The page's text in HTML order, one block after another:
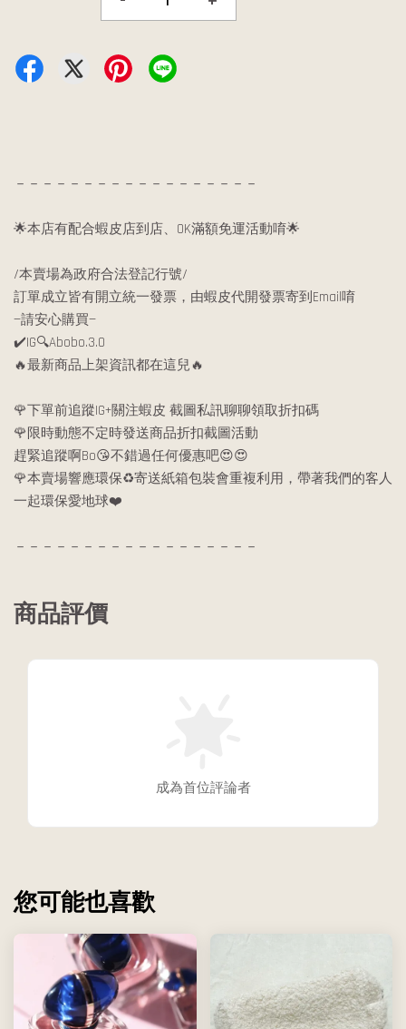
－－－－－－－－－－－－－－－－－－
🌟本店有配合蝦皮店到店、OK滿額免運活動唷🌟
/本賣場為政府合法登記行號/
訂單成立皆有開立統一發票，由蝦皮代開發票寄到Email唷
—請安心購買—
✔️IG🔍Abobo.3.0
🔥最新商品上架資訊都在這兒🔥
🌹下單前追蹤IG+關注蝦皮 截圖私訊聊聊領取折扣碼
🌹限時動態不定時發送商品折扣截圖活動
趕緊追蹤啊Bo😘不錯過任何優惠吧😍😍
🌹本賣場響應環保♻️寄送紙箱包裝會重複利用，帶著我們的客人
一起環保愛地球❤️
－－－－－－－－－－－－－－－－－－
商品評價
成為首位評論者
您可能也喜歡